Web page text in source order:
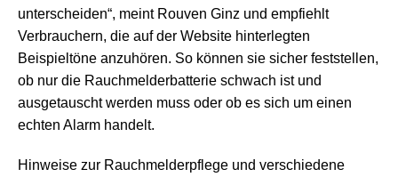
unterscheiden“, meint Rouven Ginz und empfiehlt
Verbrauchern, die auf der Website hinterlegten
Beispieltöne anzuhören. So können sie sicher feststellen,
ob nur die Rauchmelderbatterie schwach ist und
ausgetauscht werden muss oder ob es sich um einen
echten Alarm handelt.
Hinweise zur Rauchmelderpflege und verschiedene